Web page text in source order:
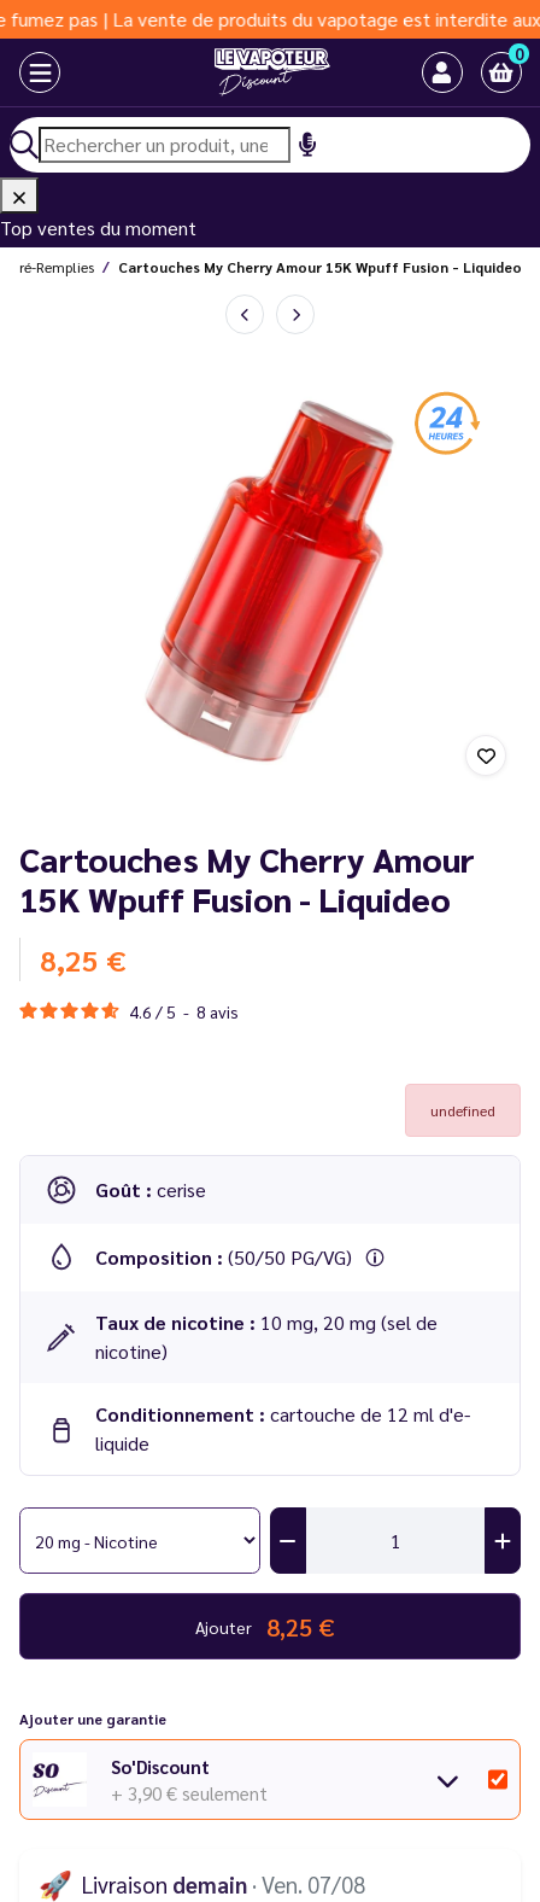
| La vente de produits du vapotage est interdite aux
0
Top ventes du moment
Pré-Remplies Cartouches My Cherry Amour 15K Wpuff Fusion - Liquideo
Cartouches My Cherry Amour
15K Wpuff Fusion - Liquideo
8,25 €
4.6 / 5 - 8 avis
undefined
Goût : cerise
Composition : (50/50 PG/VG)
Taux de nicotine : 10 mg, 20 mg (sel de
nicotine)
Conditionnement : cartouche de 12 ml d'e-
liquide
Résistance :mesh coil 1.2 ohm
Nombre de bouffées :15 000 bouffées par cartouche
Découvrez toute la sérieWpuff Fusion de Liquideo
catalogue.
Ajouter 8,25 €
Ajouter une garantie
So'Discount
+ 3,90 € seulement
🚀 Livraison demain · Ven. 07/08